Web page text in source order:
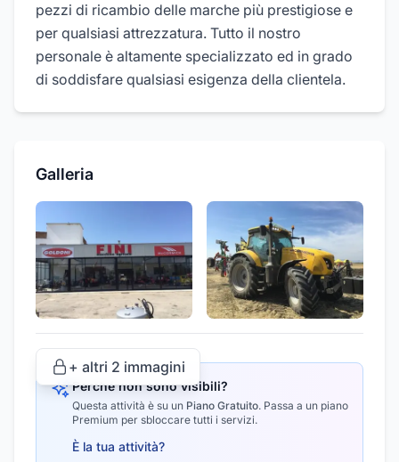
pezzi di ricambio delle marche più prestigiose e
per qualsiasi attrezzatura. Tutto il nostro
personale è altamente specializzato ed in grado
di soddisfare qualsiasi esigenza della clientela.
Galleria
+ altri 2 immagini
Perché non sono visibili?
Questa attività è su un Piano Gratuito. Passa a un piano
Premium per sbloccare tutti i servizi.
È la tua attività?